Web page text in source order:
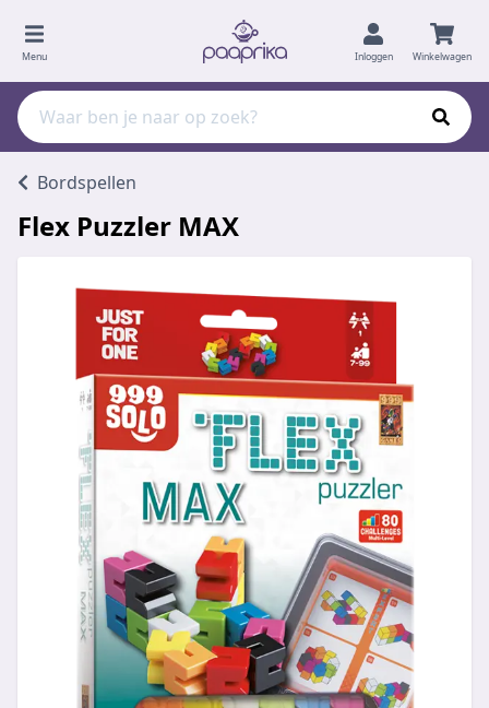
Menu Inloggen Winkelwagen
Bordspellen
Flex Puzzler MAX